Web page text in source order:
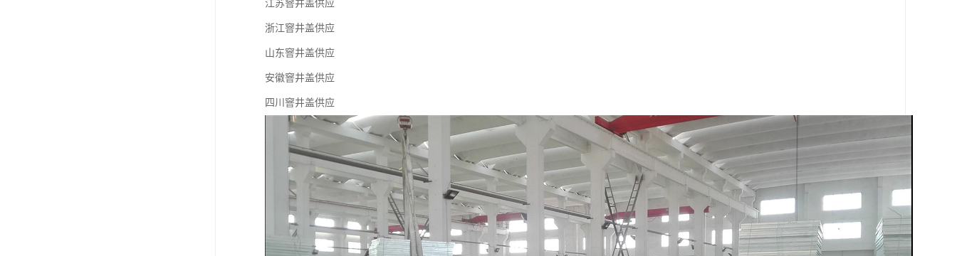
江苏窨井盖供应
浙江窨井盖供应
山东窨井盖供应
安徽窨井盖供应
四川窨井盖供应